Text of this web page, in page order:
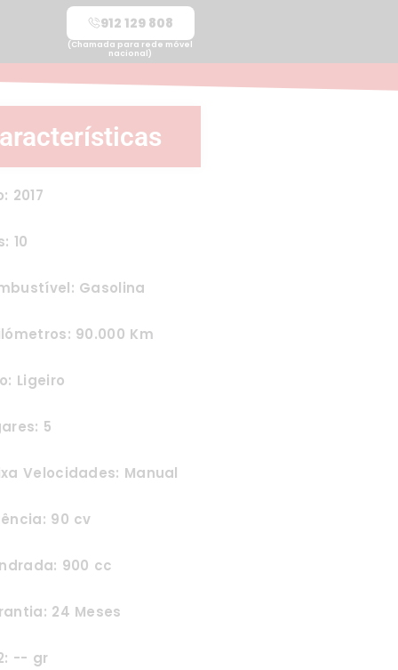
912 129 808
(Chamada para rede móvel
nacional)
2017
10
Gasolina
90.000 Km
Ligeiro
5
Velocidades: Manual
90 cv
900 cc
24 Meses
-- gr